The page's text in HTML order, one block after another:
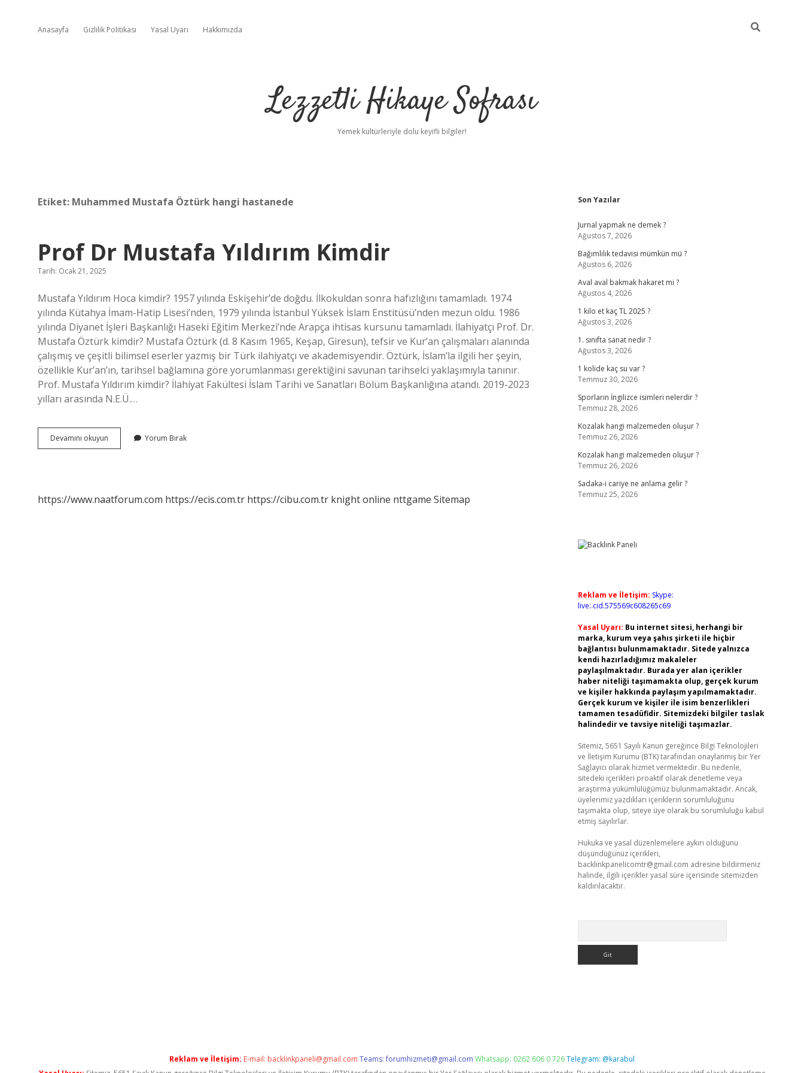
Anasayfa Gizlilik Politikası Yasal Uyarı Hakkımızda
Lezzetli Hikaye Sofrası
Yemek kültürleriyle dolu keyifli bilgiler!
Etiket: Muhammed Mustafa Öztürk hangi hastanede
Prof Dr Mustafa Yıldırım Kimdir
Tarih: Ocak 21, 2025
Mustafa Yıldırım Hoca kimdir? 1957 yılında Eskişehir’de doğdu. İlkokuldan sonra hafızlığını tamamladı. 1974
yılında Kütahya İmam-Hatip Lisesi’nden, 1979 yılında İstanbul Yüksek İslam Enstitüsü’nden mezun oldu. 1986
yılında Diyanet İşleri Başkanlığı Haseki Eğitim Merkezi’nde Arapça ihtisas kursunu tamamladı. İlahiyatçı Prof. Dr.
Mustafa Öztürk kimdir? Mustafa Öztürk (d. 8 Kasım 1965, Keşap, Giresun), tefsir ve Kur’an çalışmaları alanında
çalışmış ve çeşitli bilimsel eserler yazmış bir Türk ilahiyatçı ve akademisyendir. Öztürk, İslam’la ilgili her şeyin,
özellikle Kur’an’ın, tarihsel bağlamına göre yorumlanması gerektiğini savunan tarihselci yaklaşımıyla tanınır.
Prof. Mustafa Yıldırım kimdir? İlahiyat Fakültesi İslam Tarihi ve Sanatları Bölüm Başkanlığına atandı. 2019-2023
yılları arasında N.E.Ü.…
Devamını okuyun
Dr
Yorum Bırak
https://www.naatforum.com https://ecis.com.tr https://cibu.com.tr knight online nttgame Sitemap
Sidebar
Son Yazılar
Jurnal yapmak ne demek ?
Ağustos 7, 2026
Bağımlılık tedavisi mümkün mü ?
Ağustos 6, 2026
Aval aval bakmak hakaret mi ?
Ağustos 4, 2026
1 kilo et kaç TL 2025 ?
Ağustos 3, 2026
1. sınıfta sanat nedir ?
Ağustos 3, 2026
1 kolide kaç su var ?
Temmuz 30, 2026
Sporların İngilizce isimleri nelerdir ?
Temmuz 28, 2026
Kozalak hangi malzemeden oluşur ?
Temmuz 26, 2026
Kozalak hangi malzemeden oluşur ?
Temmuz 26, 2026
Sadaka-i cariye ne anlama gelir ?
Temmuz 25, 2026
Reklam ve İletişim: Skype:
live:.cid.575569c608265c69
Yasal Uyarı: Bu internet sitesi, herhangi bir
marka, kurum veya şahıs şirketi ile hiçbir
bağlantısı bulunmamaktadır. Sitede yalnızca
kendi hazırladığımız makaleler
paylaşılmaktadır. Burada yer alan içerikler
haber niteliği taşımamakta olup, gerçek kurum
ve kişiler hakkında paylaşım yapılmamaktadır.
Gerçek kurum ve kişiler ile isim benzerlikleri
tamamen tesadüfidir. Sitemizdeki bilgiler taslak
halindedir ve tavsiye niteliği taşımazlar.
Sitemiz, 5651 Sayılı Kanun gereğince Bilgi Teknolojileri
ve İletişim Kurumu (BTK) tarafından onaylanmış bir Yer
Sağlayıcı olarak hizmet vermektedir. Bu nedenle,
sitedeki içerikleri proaktif olarak denetleme veya
araştırma yükümlülüğümüz bulunmamaktadır. Ancak,
üyelerimiz yazdıkları içeriklerin sorumluluğunu
taşımakta olup, siteye üye olarak bu sorumluluğu kabul
etmiş sayılırlar.
Hukuka ve yasal düzenlemelere aykırı olduğunu
düşündüğünüz içerikleri,
backlinkpanelicomtr@gmail.com adresine bildirmeniz
halinde, ilgili içerikler yasal süre içerisinde sitemizden
kaldırılacaktır.
Reklam ve İletişim: E-mail: backlinkpaneli@gmail.com Teams:forumhizmeti@gmail.com Whatsapp: 0262 606 0 726Telegram: @karabul